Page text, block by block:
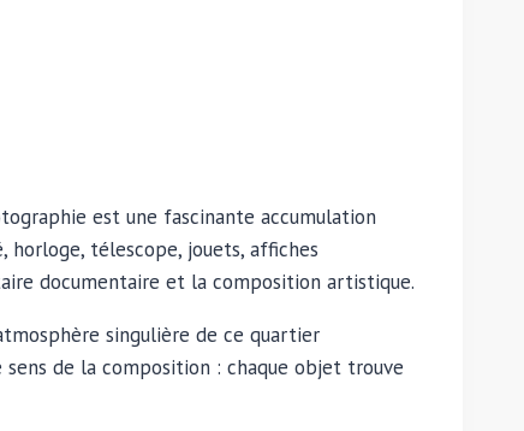
est une fascinante accumulation
horloge, télescope, jouets, affiches
documentaire et la composition artistique.
singulière de ce quartier
sens de la composition : chaque objet trouve